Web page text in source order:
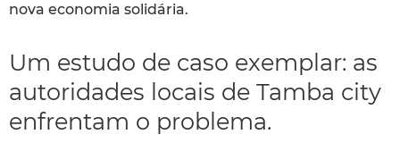
nova economia solidária.
Um estudo de caso exemplar: as
autoridades locais de Tamba city
enfrentam o problema.